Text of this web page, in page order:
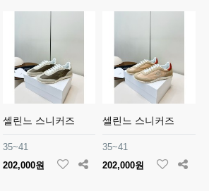
셀린느 스니커즈
35~41
202,000원
셀린느 스니커즈
35~41
202,000원